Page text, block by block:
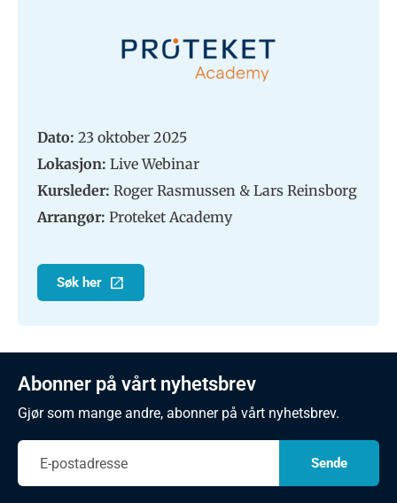
Dato: 23 oktober 2025
Lokasjon: Live Webinar
Kursleder: Roger Rasmussen & Lars Reinsborg
Arrangør: Proteket Academy
Søk her
Abonner på vårt nyhetsbrev
Gjør som mange andre, abonner på vårt nyhetsbrev.